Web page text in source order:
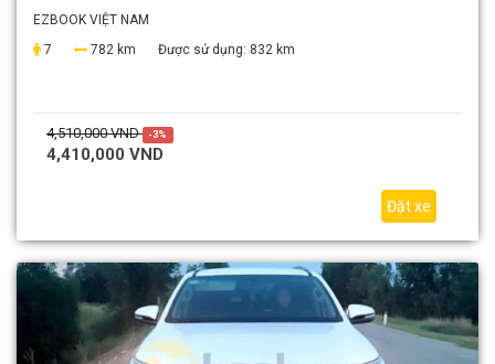
EZBOOK VIỆT NAM
7
782 km Được sử dụng: 832 km
4,510,000 VND -3%
4,410,000 VND
Đặt xe